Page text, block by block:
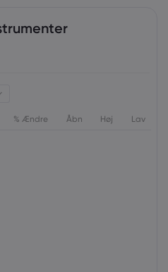
% Ændre Åbn Høj Lav